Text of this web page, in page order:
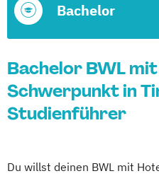
Bachelor
Bachelor BWL
Schwerpunkt in
Studienführer
Du willst deinen BWL mit